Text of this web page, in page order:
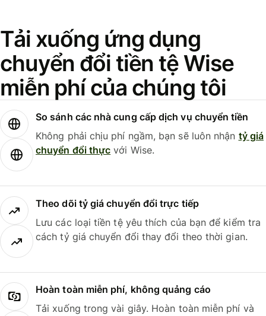
Tải xuống ứng dụng
chuyển đổi tiền tệ Wise
miễn phí của chúng tôi
So sánh các nhà cung cấp dịch vụ chuyển tiền
Không phải chịu phí ngầm, bạn sẽ luôn nhận tỷ giá
chuyển đổi thực với Wise.
Theo dõi tỷ giá chuyển đổi trực tiếp
Lưu các loại tiền tệ yêu thích của bạn để kiểm tra
cách tỷ giá chuyển đổi thay đổi theo thời gian.
Hoàn toàn miễn phí, không quảng cáo
Tải xuống trong vài giây. Hoàn toàn miễn phí và